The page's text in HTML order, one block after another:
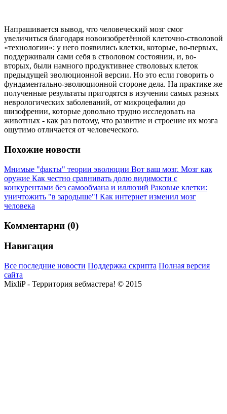
Напрашивается вывод, что человеческий мозг смог
увеличиться благодаря новоизобретённой клеточно-стволовой
«технологии»: у него появились клетки, которые, во-первых,
поддерживали сами себя в стволовом состоянии, и, во-
вторых, были намного продуктивнее стволовых клеток
предыдущей эволюционной версии. Но это если говорить о
фундаментально-эволюционной стороне дела. На практике же
полученные результаты пригодятся в изучении самых разных
неврологических заболеваний, от микроцефалии до
шизофрении, которые довольно трудно исследовать на
животных - как раз потому, что развитие и строение их мозга
ощутимо отличается от человеческого.
Похожие новости
Мнимые "факты" теории эволюции Вот ваш мозг. Мозг как
оружие Как честно сравнивать долю видимости с
конкурентами без самообмана и иллюзий Раковые клетки:
уничтожить "в зародыше"! Как интернет изменил мозг
человека
Комментарии (0)
Навигация
Все последние новости Поддержка скрипта Полная версия
сайта
MixliP - Территория вебмастера! © 2015